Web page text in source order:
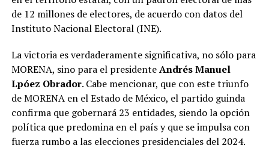
de 12 millones de electores, de acuerdo con datos del
Instituto Nacional Electoral (INE).
La victoria es verdaderamente significativa, no sólo para
MORENA, sino para el presidenteAndrés Manuel
Lpóez Obrador. Cabe mencionar, que con este triunfo
de MORENA en el Estado de México, el partido guinda
confirma que gobernará 23 entidades, siendo la opción
política que predomina en el país y que se impulsa con
fuerza rumbo a las elecciones presidenciales del 2024.